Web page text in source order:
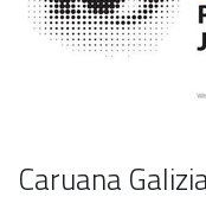
Caruana